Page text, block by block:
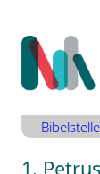
Inhalt
springen
Bibelstelle
1.